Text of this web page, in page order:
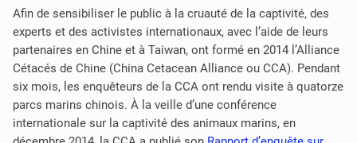
Afin de sensibiliser le public à la cruauté de la captivité, des
experts et des activistes internationaux, avec l’aide de leurs
partenaires en Chine et à Taiwan, ont formé en 2014 l’Alliance
Cétacés de Chine (China Cetacean Alliance ou CCA). Pendant
six mois, les enquêteurs de la CCA ont rendu visite à quatorze
parcs marins chinois. À la veille d’une conférence
internationale sur la captivité des animaux marins, en